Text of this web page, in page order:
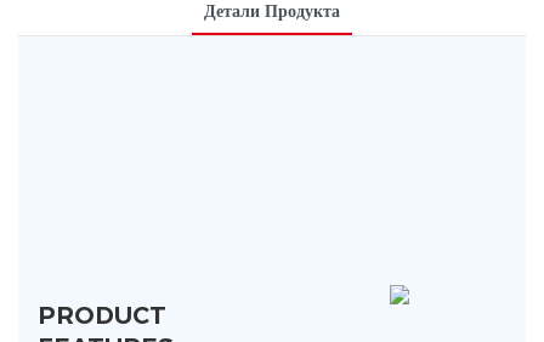
Детали Продукта
PRODUCT